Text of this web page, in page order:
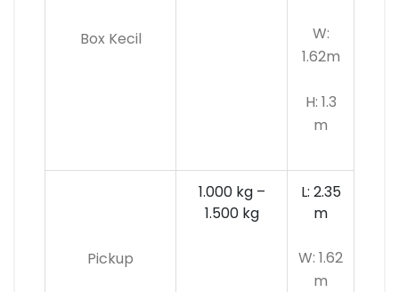
Box Kecil
W:
1.62m
H: 1.3
m
Pickup
1.000 kg –
1.500 kg
L: 2.35
m
W: 1.62
m